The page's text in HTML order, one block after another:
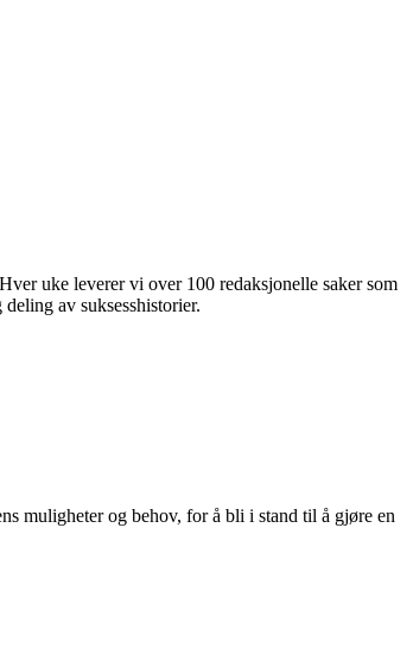
uke leverer vi over 100 redaksjonelle saker som
av suksesshistorier.
muligheter og behov, for å bli i stand til å gjøre en